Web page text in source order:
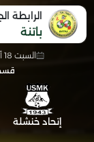
الرابطة
باتنة
السبت 18 أفريل 2026
قسم
إتحاد خنشلة